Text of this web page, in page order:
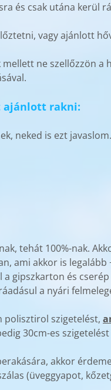
és csak utána kerül
vagy ajánlott
ne szellőzzön a
ajánlott rakni:
neked is ezt javaslom.
tehát 100%-nak.
ami akkor is
gipszkarton és
a nyári
polisztirol szigetelést,
30cm-es
akkor
(üveggyapot,